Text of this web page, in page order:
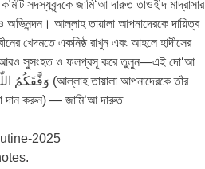
সদস্যবৃন্দকে জামি‘আ দারুত তাওহীদ মাদ্রাসার
আল্লাহ তায়ালা আপনাদেরকে দায়িত্ব
খেদমতে একনিষ্ঠ রাখুন এবং আহলে হাদীসের
আরও সুসংহত ও ফলপ্রসূ করে তুলুন—এই দো‘আ
দান করুন) — জামি‘আ দারুত
2025